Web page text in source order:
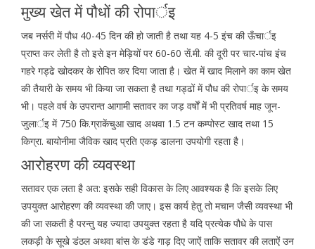
मुख्य खेत में पौधों की रोपार्इ
जब नर्सरी में पौध 40-45 दिन की हो जाती है तथा यह 4-5 इंच की ऊँचार्इ
प्राप्त कर लेती है तो इसे इन मेड़ियों पर 60-60 सें.मी. की दूरी पर चार-पांच इंच
गहरे गड्ढे खोदकर के रोपित कर दिया जाता है। खेत में खाद मिलाने का काम खेत
की तैयारी के समय भी किया जा सकता है तथा गड्ढों में पौध की रोपार्इ के समय
भी। पहले वर्ष के उपरान्त आगामी सतावर का जड़ वर्षों में भी प्रतिवर्ष माह जून-
जुलार्इ में 750 कि.ग्राकेंचुआ खाद अथवा 1.5 टन कम्पोस्ट खाद तथा 15
किग्रा. बायोनीमा जैविक खाद प्रति एकड़ डालना उपयोगी रहता है।
आरोहरण की व्यवस्था
सतावर एक लता है अत: इसके सही विकास के लिए आवश्यक है कि इसके लिए
उपयुक्त आरोहरण की व्यवस्था की जाए। इस कार्य हेतु तो मचान जैसी व्यवस्था भी
की जा सकती है परन्तु यह ज्यादा उपयुक्त रहता है यदि प्रत्येक पौधे के पास
लकड़ी के सूखे डंठल अथवा बांस के डंडे गाड़ दिए जाऐं ताकि सतावर की लताऐं उन